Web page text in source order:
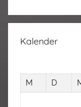
Kalender
M
D